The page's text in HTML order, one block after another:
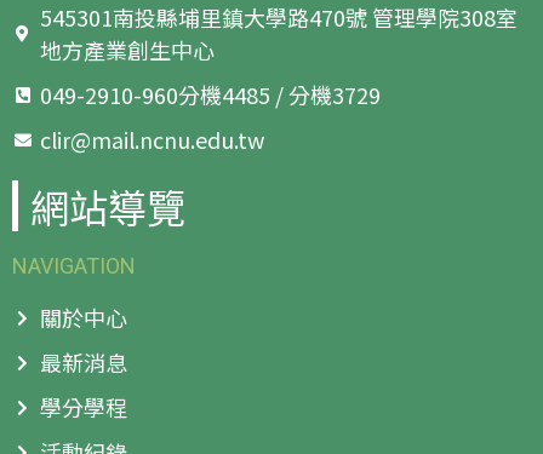
545301南投縣埔里鎮大學路470號 管理學院308室
地方產業創生中心
049-2910-960分機4485 / 分機3729
clir@mail.ncnu.edu.tw
網站導覽
NAVIGATION
關於中心
最新消息
學分學程